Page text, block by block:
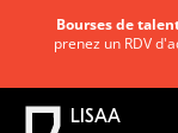
Bourses de
prenez un RDV
LISAA